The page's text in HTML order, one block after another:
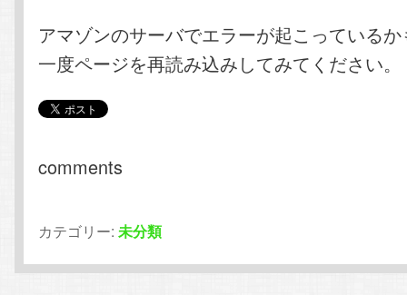
アマゾンのサーバでエラーが起こっている
一度ページを再読み込みしてみてください。
comments
カテゴリー: 未分類